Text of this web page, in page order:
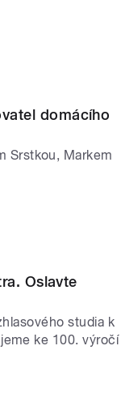
domácího
Srstkou, Markem
Oslavte
studia k
ke 100. výročí